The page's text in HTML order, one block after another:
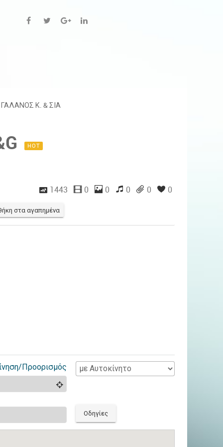
ΓΑΛΑΝΟΣ Κ. & ΣΙΑ
HOT
1443 0 0 0 0 0
στα αγαπημένα
Προορισμός
Οδηγίες